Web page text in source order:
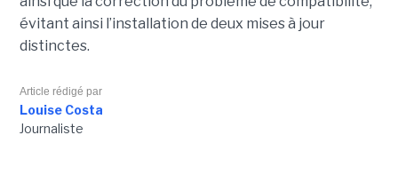
évitant ainsi l’installation de deux mises à jour
distinctes.
Article rédigé par
Louise Costa
Journaliste